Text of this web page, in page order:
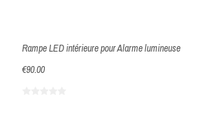
Rampe LED intérieure pour Alarme lumineuse
€90.00